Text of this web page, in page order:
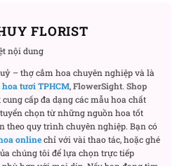
FLORIST
nội dung
– thợ cắm hoa chuyên nghiệp và là
hoa tươi TPHCM,FlowerSight. Shop
cấp đa dạng các mẫu hoa chất
chọn từ những nguồn hoa tốt
theo quy trình chuyên nghiệp. Bạn có
onlinechỉ với vài thao tác, hoặc ghé
chúng tôi để lựa chọn trực tiếp